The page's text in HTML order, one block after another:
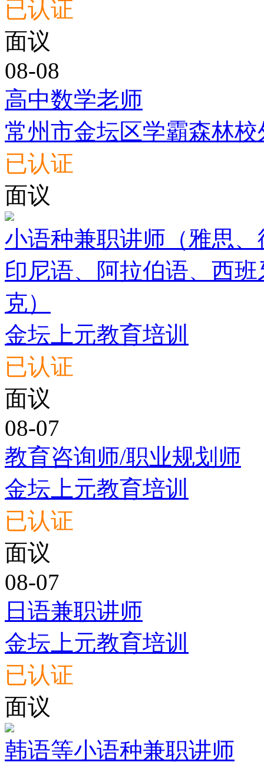
已认证
面议
08-08
高中数学老师
常州市金坛区学霸森林
已认证
面议
小语种兼职讲师（雅思
印尼语、阿拉伯语、西
克）
金坛上元教育培训
已认证
面议
08-07
教育咨询师/职业规划师
金坛上元教育培训
已认证
面议
08-07
日语兼职讲师
金坛上元教育培训
已认证
面议
韩语等小语种兼职讲师